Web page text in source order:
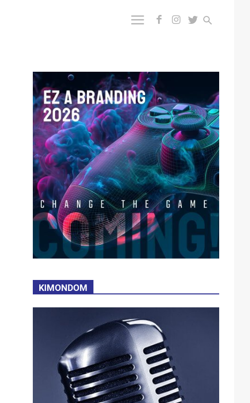
KIMONDOM